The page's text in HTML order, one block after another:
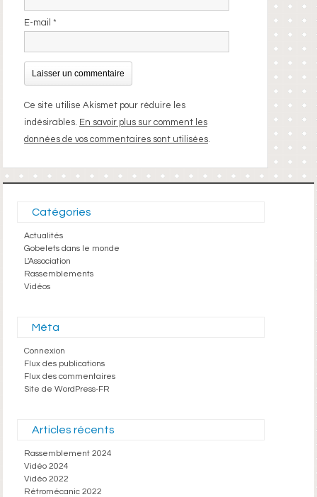
E-mail *
Ce site utilise Akismet pour réduire les
indésirables. En savoir plus sur comment les
données de vos commentaires sont utilisées.
Catégories
Actualités
Gobelets dans le monde
L'Association
Rassemblements
Vidéos
Méta
Connexion
Flux des publications
Flux des commentaires
Site de WordPress-FR
Articles récents
Rassemblement 2024
Vidéo 2024
Vidéo 2022
Rétromécanic 2022